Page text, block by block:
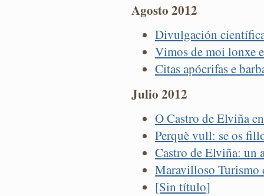
Agosto 2012
Divulgación
Vimos de moi lonxe
Citas apócrifas e
Julio 2012
O Castro de Elviña
Perquè vull: se os
Castro de Elviña: un
Maravilloso Turismo
[Sin título]